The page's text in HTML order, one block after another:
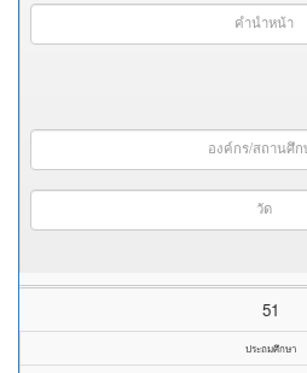
คำนำหน้า
องค์กร/สถานศึก
วัด
51
ประถมศึกษา